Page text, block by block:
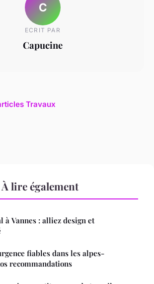
C
ECRIT PAR
Capucine
Travaux
lire également
à Vannes : alliez design et
fiables dans les alpes-
recommandations